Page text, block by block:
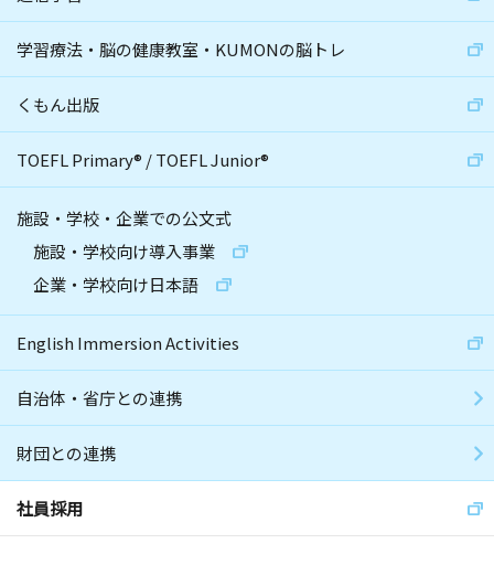
学習療法・脳の健康教室・KUMONの脳トレ
くもん出版
TOEFL Primary® /TOEFL Junior®
施設・学校・企業での公文式
施設・学校向け導入事業
企業・学校向け日本語
English Immersion Activities
自治体・省庁との連携
財団との連携
社員採用